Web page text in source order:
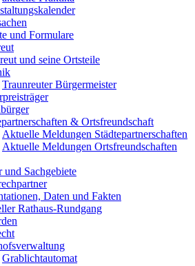
und Formulare
und seine Ortsteile
Traunreuter Bürgermeister
& Ortsfreundschaft
Aktuelle Meldungen Städtepartnerschaften
Aktuelle Meldungen Ortsfreundschaften
und Sachgebiete
Daten und Fakten
Rathaus-Rundgang
Grablichtautomat